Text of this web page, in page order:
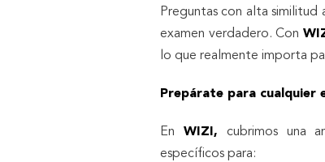
Preguntas con alta similitud
examen verdadero. Con
lo que realmente importa
Prepárate para cualquier
En WIZI, cubrimos una
específicos para: